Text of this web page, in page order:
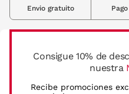
Consigue 10% de
nuestra
Recibe promociones
Envio gratuito